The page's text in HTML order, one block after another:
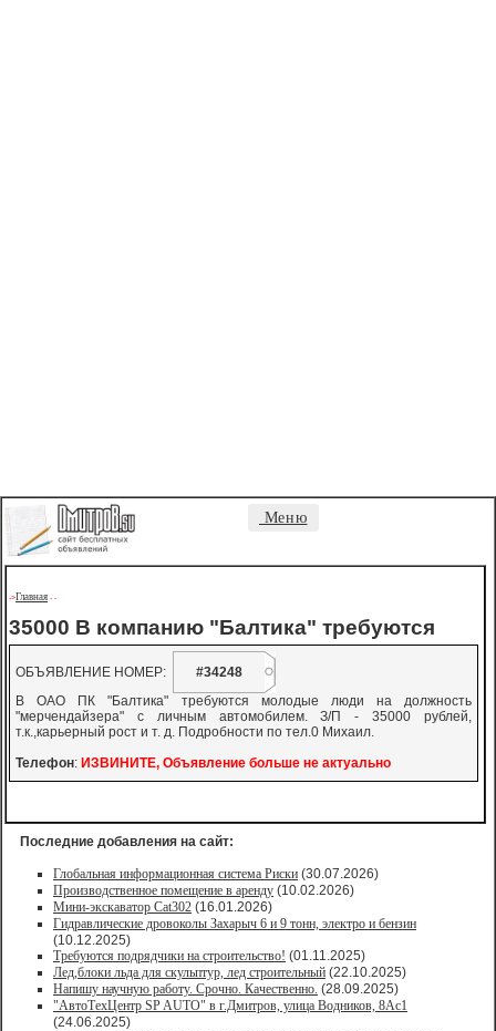
Меню
->Главная - -
35000 В компанию "Балтика" требуются
ОБЪЯВЛЕНИЕ НОМЕР:
#34248
В ОАО ПК "Балтика" требуются молодые люди на должность
"мерчендайзера" с личным автомобилем. З/П - 35000 рублей,
т.к.,карьерный рост и т. д. Подробности по тел.0 Михаил.
Телефон: ИЗВИНИТЕ, Объявление больше не актуально
Последние добавления на сайт:
Глобальная информационная система Риски (30.07.2026)
Производственное помещение в аренду (10.02.2026)
Мини-экскаватор Cat302 (16.01.2026)
Гидравлические дровоколы Захарыч 6 и 9 тонн, электро и бензин
(10.12.2025)
Требуются подрядчики на строительство! (01.11.2025)
Лед,блоки льда для скульптур, лед строительный (22.10.2025)
Напишу научную работу. Срочно. Качественно. (28.09.2025)
"АвтоТехЦентр SP AUTO" в г.Дмитров, улица Водников, 8Ас1
(24.06.2025)